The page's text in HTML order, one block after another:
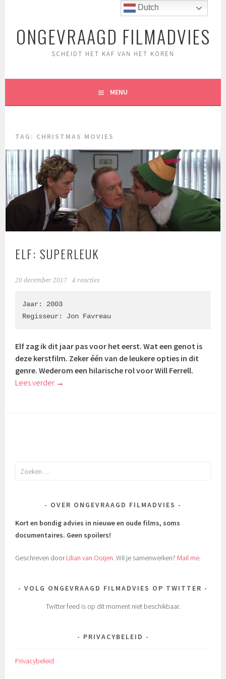
inhoudONGEVRAAGD FILMADVIES
SCHEIDT HET KAF VAN HET KOREN
MENU
TAG: CHRISTMAS MOVIES
ELF: SUPERLEUK
20 december 2017 4 reacties
Jaar: 2003
Regisseur: Jon Favreau
Elf zag ik dit jaar pas voor het eerst. Wat een genot is
deze kerstfilm. Zeker één van de leukere opties in dit
genre. Wederom een hilarische rol voor Will Ferrell.
Lees verder →
Zoeken
OVER ONGEVRAAGD FILMADVIES
Kort en bondig advies in nieuwe en oude films, soms
documentaires. Geen spoilers!
Geschreven doorLilian van Ooijen. Wil je samenwerken? Mail me.
VOLG ONGEVRAAGD FILMADVIES OP TWITTER
Twitter feed is op dit moment niet beschikbaar.
PRIVACYBELEID
Privacybeleid
Dutch